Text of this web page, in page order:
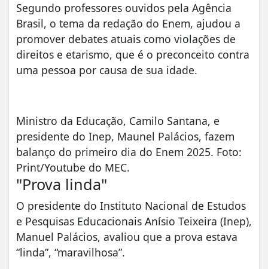
Segundo professores ouvidos pela Agência
Brasil, o tema da redação do Enem, ajudou a
promover debates atuais como violações de
direitos e etarismo, que é o preconceito contra
uma pessoa por causa de sua idade.
Ministro da Educação, Camilo Santana, e
presidente do Inep, Maunel Palácios, fazem
balanço do primeiro dia do Enem 2025. Foto:
Print/Youtube do MEC.
"Prova linda"
O presidente do Instituto Nacional de Estudos
e Pesquisas Educacionais Anísio Teixeira (Inep),
Manuel Palácios, avaliou que a prova estava
“linda”, “maravilhosa”.